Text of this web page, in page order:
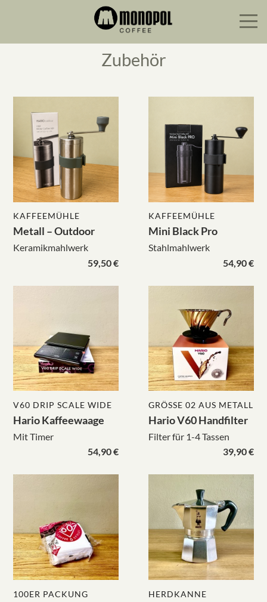
Zubehör
KAFFEEMÜHLE
Metall – Outdoor
Keramikmahlwerk
59,50 €
KAFFEEMÜHLE
Mini Black Pro
Stahlmahlwerk
54,90 €
V60 DRIP SCALE WIDE
Hario Kaffeewaage
Mit Timer
54,90 €
GRÖSSE 02 AUS METALL
Hario V60 Handfilter
Filter für 1-4 Tassen
39,90 €
100ER PACKUNG HERDKANNE